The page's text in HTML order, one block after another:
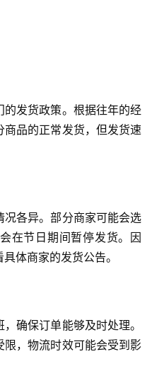
发货政策。根据往年的经
品的正常发货，但发货速
各异。部分商家可能会选
在节日期间暂停发货。因
体商家的发货公告。
确保订单能够及时处理。
，物流时效可能会受到影